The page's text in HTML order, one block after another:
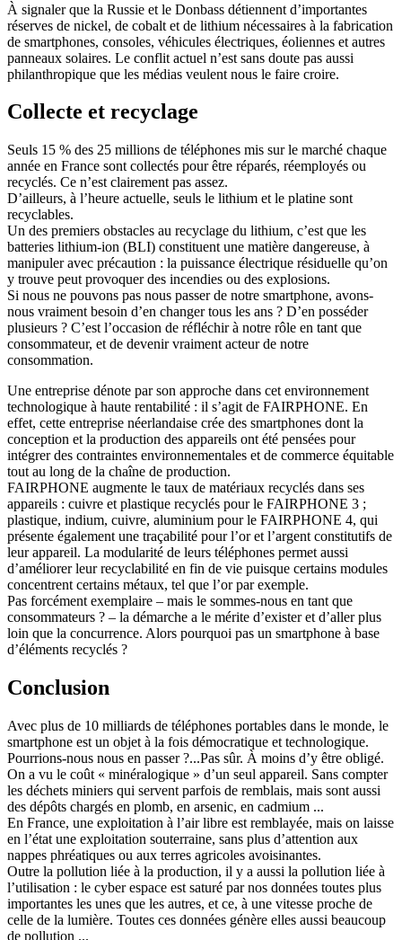
À signaler que la Russie et le Donbass détiennent d’importantes
réserves de nickel, de cobalt et de lithium nécessaires à la fabrication
de smartphones, consoles, véhicules électriques, éoliennes et autres
panneaux solaires. Le conflit actuel n’est sans doute pas aussi
philanthropique que les médias veulent nous le faire croire.
Collecte et recyclage
Seuls 15 % des 25 millions de téléphones mis sur le marché chaque
année en France sont collectés pour être réparés, réemployés ou
recyclés. Ce n’est clairement pas assez.
D’ailleurs, à l’heure actuelle, seuls le lithium et le platine sont
recyclables.
Un des premiers obstacles au recyclage du lithium, c’est que les
batteries lithium-ion (BLI) constituent une matière dangereuse, à
manipuler avec précaution : la puissance électrique résiduelle qu’on
y trouve peut provoquer des incendies ou des explosions.
Si nous ne pouvons pas nous passer de notre smartphone, avons-
nous vraiment besoin d’en changer tous les ans ? D’en posséder
plusieurs ? C’est l’occasion de réfléchir à notre rôle en tant que
consommateur, et de devenir vraiment acteur de notre
consommation.
Une entreprise dénote par son approche dans cet environnement
technologique à haute rentabilité : il s’agit de FAIRPHONE. En
effet, cette entreprise néerlandaise crée des smartphones dont la
conception et la production des appareils ont été pensées pour
intégrer des contraintes environnementales et de commerce équitable
tout au long de la chaîne de production.
FAIRPHONE augmente le taux de matériaux recyclés dans ses
appareils : cuivre et plastique recyclés pour le FAIRPHONE 3 ;
plastique, indium, cuivre, aluminium pour le FAIRPHONE 4, qui
présente également une traçabilité pour l’or et l’argent constitutifs de
leur appareil. La modularité de leurs téléphones permet aussi
d’améliorer leur recyclabilité en fin de vie puisque certains modules
concentrent certains métaux, tel que l’or par exemple.
Pas forcément exemplaire – mais le sommes-nous en tant que
consommateurs ? – la démarche a le mérite d’exister et d’aller plus
loin que la concurrence. Alors pourquoi pas un smartphone à base
d’éléments recyclés ?
Conclusion
Avec plus de 10 milliards de téléphones portables dans le monde, le
smartphone est un objet à la fois démocratique et technologique.
Pourrions-nous nous en passer ?...Pas sûr. À moins d’y être obligé.
On a vu le coût « minéralogique » d’un seul appareil. Sans compter
les déchets miniers qui servent parfois de remblais, mais sont aussi
des dépôts chargés en plomb, en arsenic, en cadmium ...
En France, une exploitation à l’air libre est remblayée, mais on laisse
en l’état une exploitation souterraine, sans plus d’attention aux
nappes phréatiques ou aux terres agricoles avoisinantes.
Outre la pollution liée à la production, il y a aussi la pollution liée à
l’utilisation : le cyber espace est saturé par nos données toutes plus
importantes les unes que les autres, et ce, à une vitesse proche de
celle de la lumière. Toutes ces données génère elles aussi beaucoup
de pollution ...